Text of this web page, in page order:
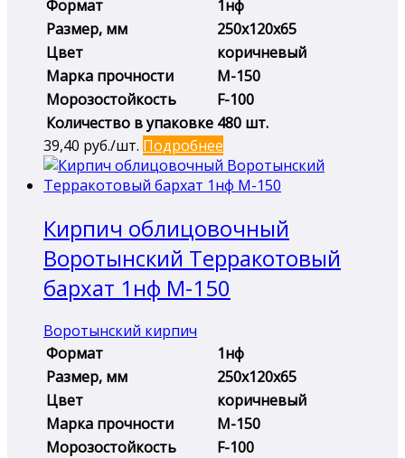
Формат
1нф
Размер, мм
250х120х65
Цвет
коричневый
Марка прочности
М-150
Морозостойкость
F-100
Количество в упаковке 480 шт.
39,40 руб./шт. Подробнее
Кирпич облицовочный
Воротынский Терракотовый
бархат 1нф М-150
Воротынский кирпич
Формат
1нф
Размер, мм
250х120х65
Цвет
коричневый
Марка прочности
М-150
Морозостойкость
F-100